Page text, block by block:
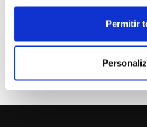
Permitir
de lasredes sociales